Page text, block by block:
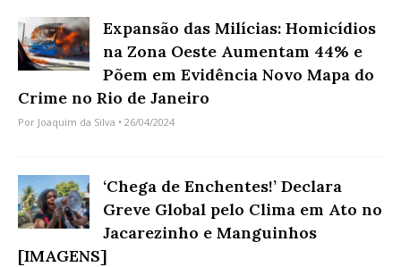
Expansão das Milícias: Homicídios
na Zona Oeste Aumentam 44% e
Põem em Evidência Novo Mapa do
Crime no Rio de Janeiro
Por Joaquim da Silva • 26/04/2024
‘Chega de Enchentes!’ Declara
Greve Global pelo Clima em Ato no
Jacarezinho e Manguinhos
[IMAGENS]